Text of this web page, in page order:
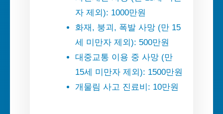
자 제외): 1000만원
화재, 붕괴, 폭발 사망 (만 15
세 미만자 제외): 500만원
대중교통 이용 중 사망 (만
15세 미만자 제외): 1500만원
개물림 사고 진료비: 10만원